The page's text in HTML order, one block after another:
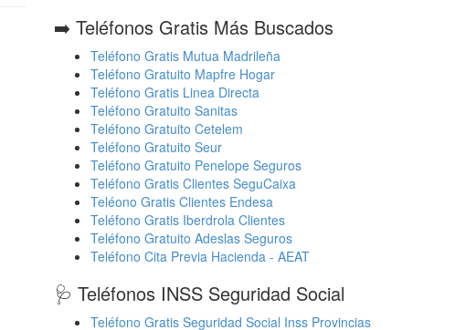
➡️ Teléfonos Gratis Más Buscados
Teléfono Gratis Mutua Madrileña
Teléfono Gratuito Mapfre Hogar
Teléfono Gratis Linea Directa
Teléfono Gratuito Sanitas
Teléfono Gratuito Cetelem
Teléfono Gratuito Seur
Teléfono Gratuito Penelope Seguros
Teléfono Gratis Clientes SeguCaixa
Teléono Gratis Clientes Endesa
Teléfono Gratis Iberdrola Clientes
Teléfono Gratuito Adeslas Seguros
Teléfono Cita Previa Hacienda - AEAT
🩺 Teléfonos INSS Seguridad Social
Teléfono Gratis Seguridad Social Inss Provincias